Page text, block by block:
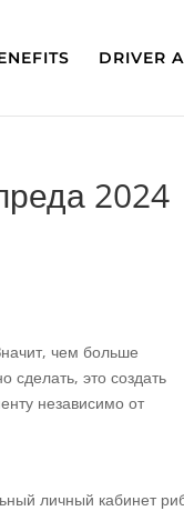
DRIVER
2024
чем больше
это создать
независимо от
личный кабинет